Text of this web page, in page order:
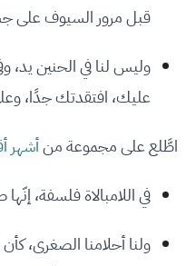
قبل مرور السيوف على
وليس لنا في الحنين يد،
عليك، افتقدتك جدًا،
اطَّلع على مجموعة منأشهر
في اللامبالاة فلسفة،
ولنا أحلامنا الصغرى،